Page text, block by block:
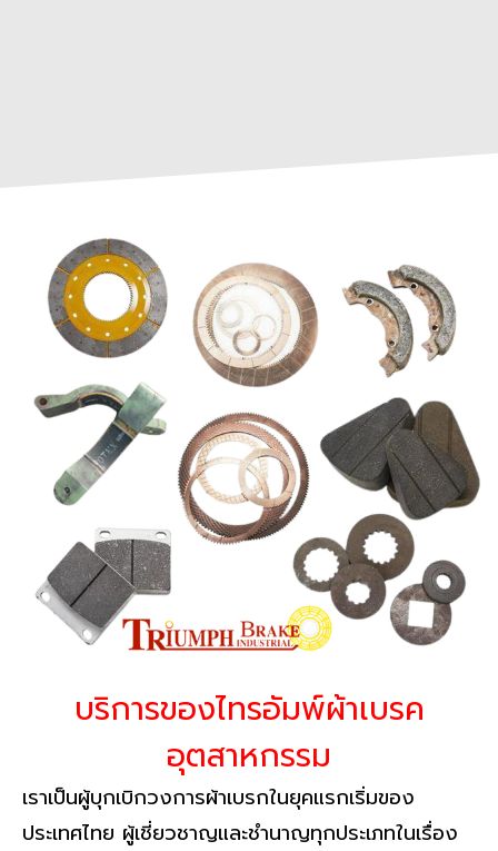
บริการของไทรอัมพ์ผ้าเบรค
อุตสาหกรรม
เราเป็นผู้บุกเบิกวงการผ้าเบรกในยุคแรกเริ่มของ
ประเทศไทย ผู้เชี่ยวชาญและชำนาญทุกประเภทในเรื่อง